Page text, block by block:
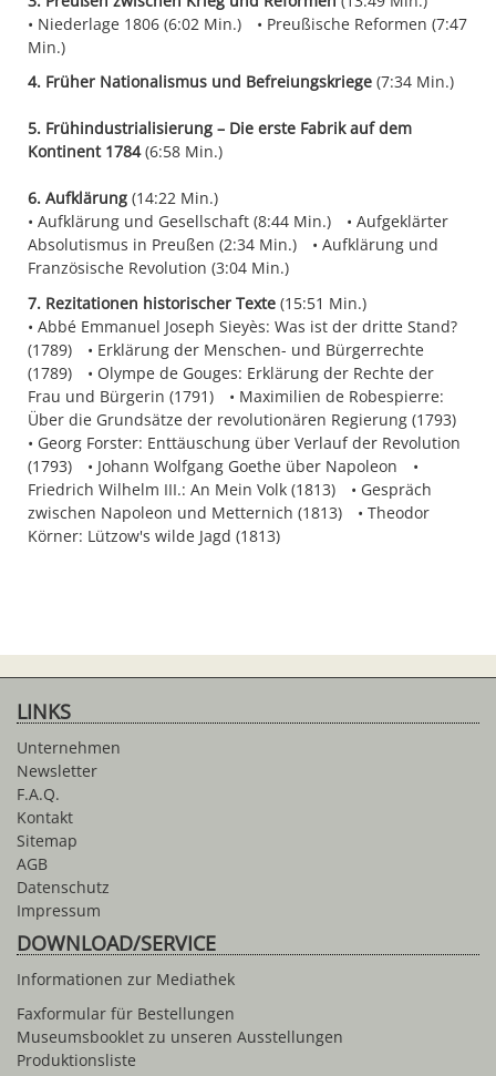
Niederlage 1806 (6:02 Min.)
Preußische Reformen (7:47
Min.)
4. Früher Nationalismus und Befreiungskriege (7:34 Min.)
5. Frühindustrialisierung – Die erste Fabrik auf dem
Kontinent 1784(6:58 Min.)
6. Aufklärung (14:22 Min.)
Aufklärung und Gesellschaft (8:44 Min.)
Aufgeklärter
Absolutismus in Preußen (2:34 Min.)
Aufklärung und
Französische Revolution (3:04 Min.)
7. Rezitationen historischer Texte (15:51 Min.)
Abbé Emmanuel Joseph Sieyès: Was ist der dritte Stand?
(1789)
Erklärung der Menschen- und Bürgerrechte
(1789)
Olympe de Gouges: Erklärung der Rechte der
Frau und Bürgerin (1791)
Maximilien de Robespierre:
Über die Grundsätze der revolutionären Regierung (1793)
Georg Forster: Enttäuschung über Verlauf der Revolution
(1793)
Johann Wolfgang Goethe über Napoleon
Friedrich Wilhelm III.: An Mein Volk (1813)
Gespräch
zwischen Napoleon und Metternich (1813)
Theodor
Körner: Lützow's wilde Jagd (1813)
LINKS
Unternehmen
Newsletter
F.A.Q.
Kontakt
Sitemap
AGB
Datenschutz
Impressum
DOWNLOAD/SERVICE
Informationen zur Mediathek
Faxformular für Bestellungen
Museumsbooklet zu unseren Ausstellungen
Produktionsliste